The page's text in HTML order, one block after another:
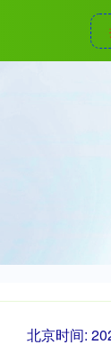
北京时间: